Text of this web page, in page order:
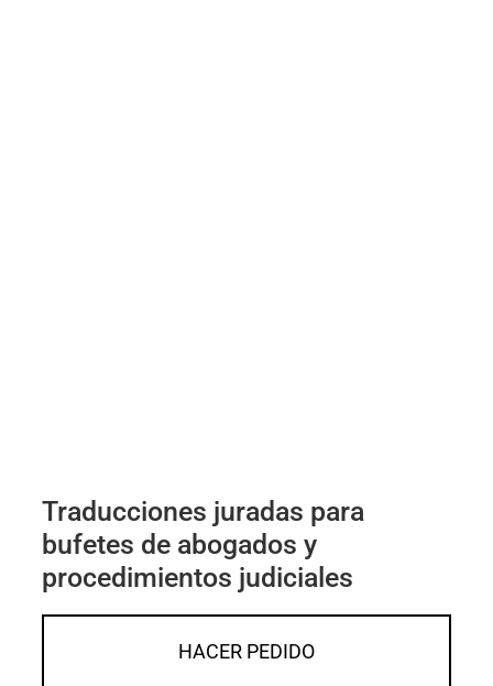
Traducciones juradas para
bufetes de abogados y
procedimientos judiciales
HACER PEDIDO